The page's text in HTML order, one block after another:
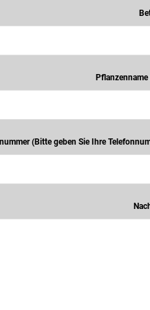
(Bitte geben Sie Ihre